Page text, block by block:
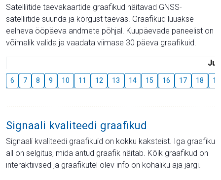
Satelliitide taevakaartide graafikud näitavad GNSS-
satelliitide suunda ja kõrgust taevas. Graafikud luuakse
eelneva ööpäeva andmete põhjal. Kuupäevade paneelist on
võimalik valida ja vaadata viimase 30 päeva graafikuid.
6 7 8 9 10 11 12 13 14 15 16 17 18 19
Signaali kvaliteedi graafikud
Signaali kvaliteedi graafikuid on kokku kaksteist. Iga graafiku
all on selgitus, mida antud graafik näitab. Kõik graafikud on
interaktiivsed ja graafikutel olev info on kohaliku aja järgi.